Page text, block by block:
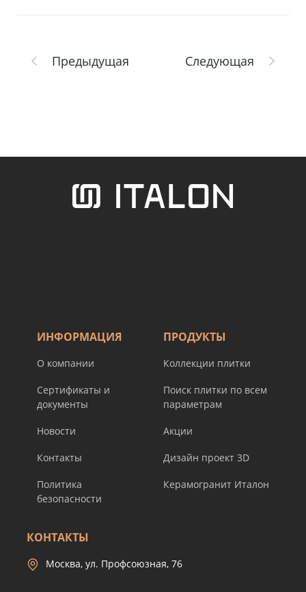
Предыдущая Следующая
ИНФОРМАЦИЯ
О компании
Сертификаты и
документы
Новости
Контакты
Политика
безопасности
ПРОДУКТЫ
Коллекции плитки
Поиск плитки по всем
параметрам
Акции
Дизайн проект 3D
Керамогранит Италон
КОНТАКТЫ
Москва, ул. Профсоюзная, 76